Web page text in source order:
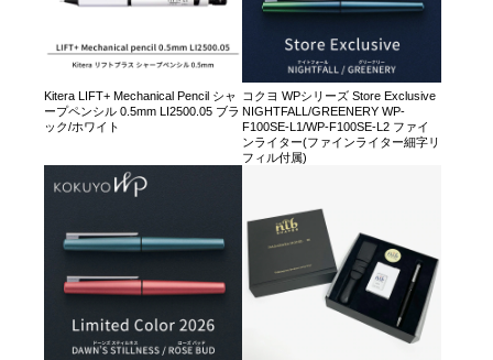
Kitera LIFT+ Mechanical Pencil シャ
ープペンシル 0.5mm LI2500.05 ブラ
ック/ホワイト
コクヨ WPシリーズ Store Exclusive
NIGHTFALL/GREENERY WP-
F100SE-L1/WP-F100SE-L2 ファイ
ンライター(ファインライター細字リ
フィル付属)